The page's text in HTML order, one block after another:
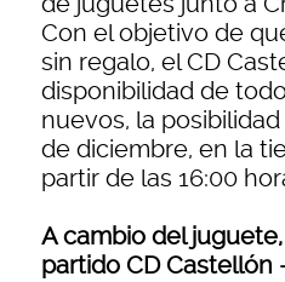
Con el objetivo de
sin regalo, el CD
disponibilidad de
nuevos, la
de diciembre, en la
partir de las 16:00
A cambio del
partido CD Castellón